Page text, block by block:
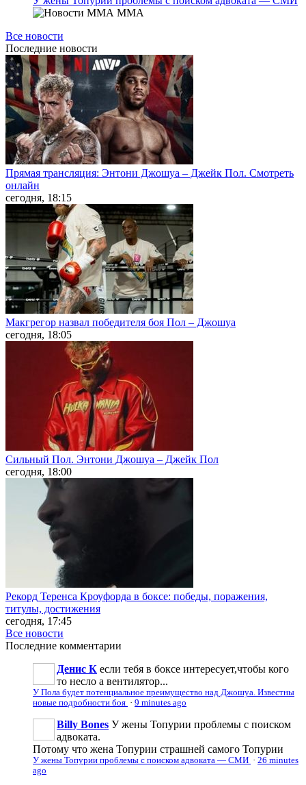
MMA
Все новости
Последние новости
Прямая трансляция: Энтони Джошуа – Джейк Пол. Смотреть
онлайн
сегодня, 18:15
Макгрегор назвал победителя боя Пол – Джошуа
сегодня, 18:05
Сильный Пол. Энтони Джошуа – Джейк Пол
сегодня, 18:00
Рекорд Теренса Кроуфорда в боксе: победы, поражения,
титулы, достижения
сегодня, 17:45
Все новости
Последние комментарии
Денис К если тебя в боксе интересует,чтобы кого
то несло а вентилятор...
У Пола будет потенциальное преимущество над Джошуа. Известны
новые подробности боя · 9 minutes ago
Billy Bones У жены Топурии проблемы с поиском
адвоката.
Потому что жена Топурии страшней самого Топурии
У жены Топурии проблемы с поиском адвоката — СМИ · 26 minutes
ago